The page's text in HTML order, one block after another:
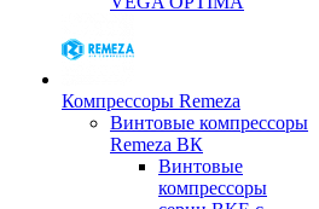
Компрессоры Remeza
Винтовые компрессоры
Remeza ВК
Винтовые
компрессоры